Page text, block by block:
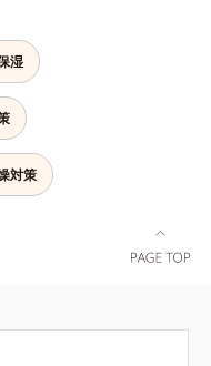
剥がれずに肌に蓄積した古い
乾燥による*6 洗浄によ
的効果*7 うるおいによる
燥、ハリ・ツヤのなさ*9
分*10 ロニセラカエルレア
ノバラエキス配合＝うるおい
ハリと透明感に満ちた肌へ導
、スイカズラエキス配合＝角層
みずみまで水分・油分を保ち、
を考えた設計。さらに美容成分
れた水分保持力の高い粉体や
物由来成分をはじめとした、
たわる保湿成分をたっぷり配
した。肌にやさしいだけでな
穴や凸凹、赤みをカバーし
自然な陶器肌を叶えます。*1
きないというわけではありませ
すべての人にコメド（ニキビ
湿
対策